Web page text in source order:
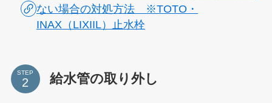
ない場合の対処方法 ※TOTO・
INAX（LIXIIL）止水栓
STEP 給水管の取り外し